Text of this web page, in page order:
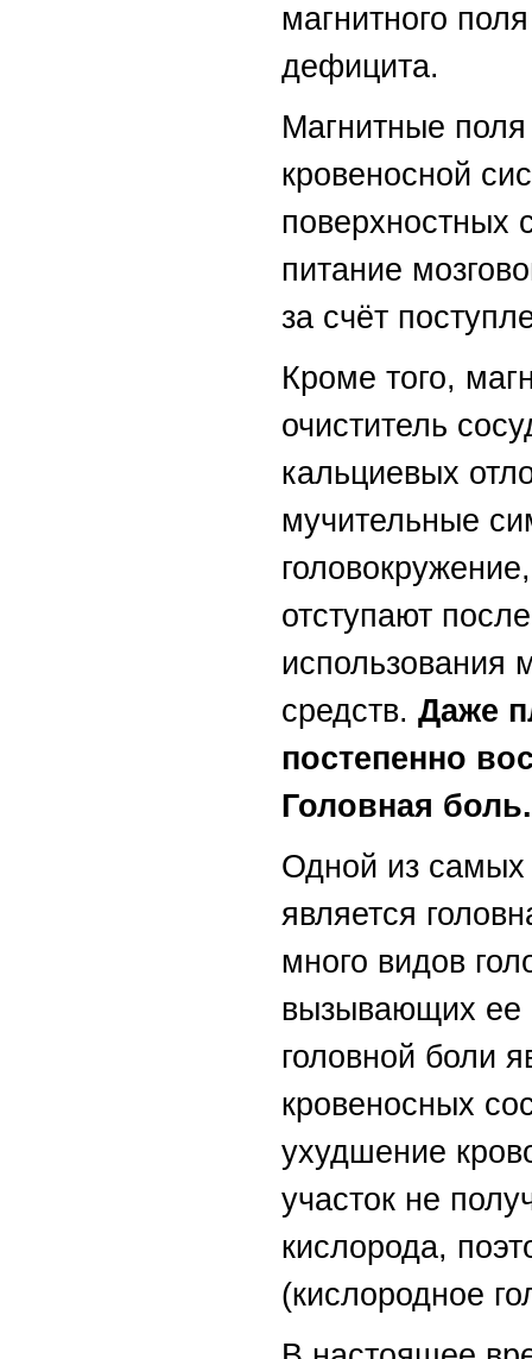
магнитного
дефицита.
Магнитные
кровеносной
поверхностных
питание
за счёт
Кроме того,
очиститель
кальциевых
мучительные
отступают
использования
средств. Даже
постепенно
Головная боль.
Одной из самых
является
много видов
вызывающих ее
головной боли
кровеносных
ухудшение
участок не
кислорода,
(кислородное